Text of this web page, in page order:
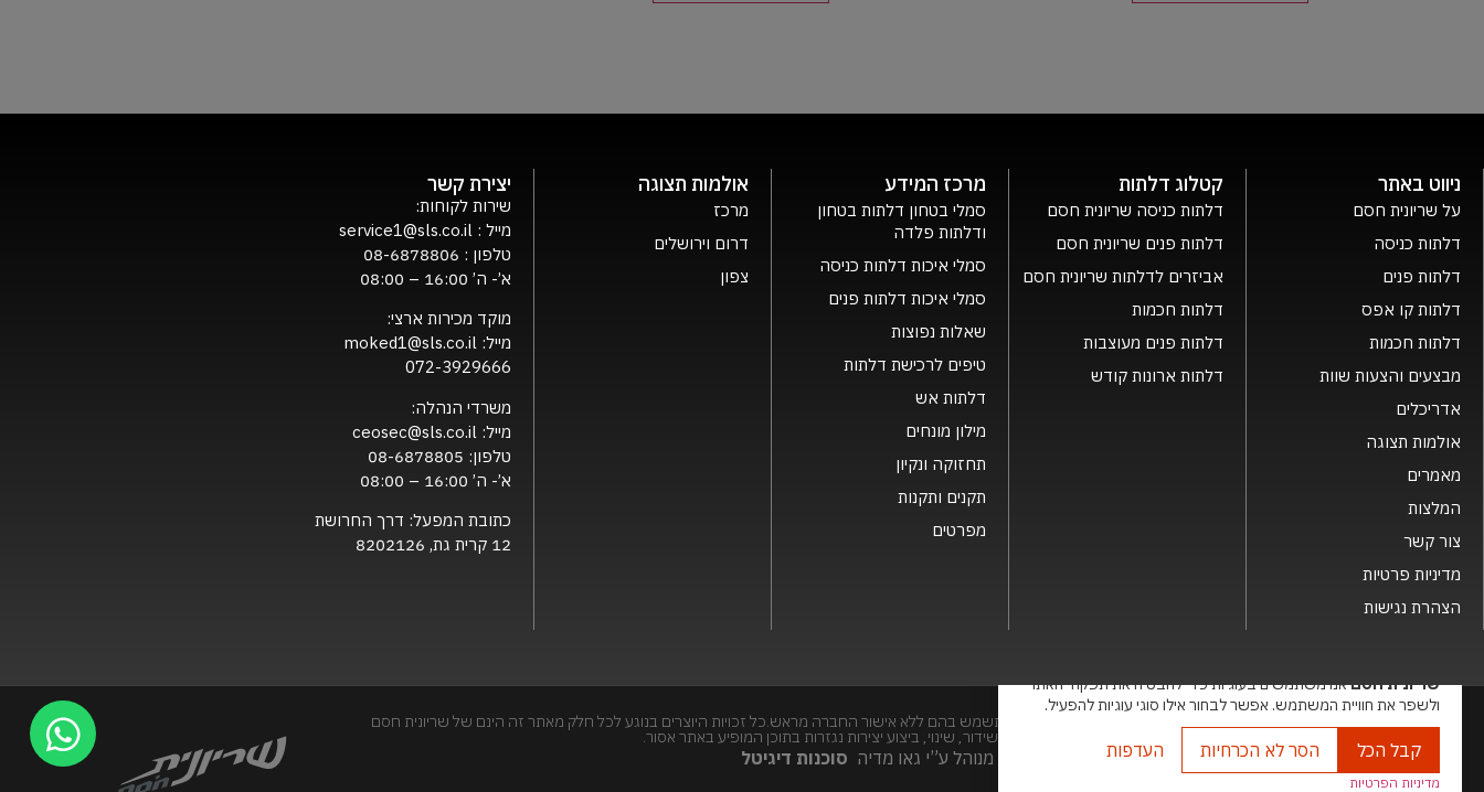
ניווט באתר
על שריונית חסם
דלתות כניסה
דלתות פנים
דלתות קו אפס
דלתות חכמות
מבצעים והצעות שוות
אדריכלים
אולמות תצוגה
מאמרים
המלצות
צור קשר
מדיניות פרטיות
הצהרת נגישות
קטלוג דלתות
דלתות כניסה שריונית חסם
דלתות פנים שריונית חסם
אביזרים לדלתות שריונית חסם
דלתות חכמות
דלתות פנים מעוצבות
דלתות ארונות קודש
מרכז המידע
סמלי בטחון דלתות בטחון
ודלתות פלדה
סמלי איכות דלתות כניסה
סמלי איכות דלתות פנים
שאלות נפוצות
טיפים לרכישת דלתות
דלתות אש
מילון מונחים
תחזוקה ונקיון
תקנים ותקנות
מפרטים
אולמות תצוגה
מרכז
דרום וירושלים
צפון
יצירת קשר
שירות לקוחות:
מייל :
טלפון : 08-6878806
א’- ה’ 16:00 – 08:00
מוקד מכירות ארצי:
מייל:moked1@sls.co.il
072-3929666
משרדי הנהלה:
מייל: ceosec@sls.co.il
טלפון: 08-6878805
א’- ה’ 16:00 – 08:00
כתובת המפעל: דרך החרושת
12 קרית גת, 8202126
שמות המוצרים, החברות, השירותים הינם סימני מסחרי של החברה ואין להתשמש בהם ללא אישור החברה מראש.כל זכויות היוצרים בנוגע לכל חלק מאתר זה הינם של שריונית חסם
בע"מ. האתר מיועד לצפייה בלבד. העתקה, הפצה, שיכפול, פרסום, הצגה, שידור, שינוי, ביצוע יצירות נגזרות בתוכן המופיע באתר אסור.
האתר מנוהל ע”י גאו מדיה סוכנות דיגיטל
שריונית חסםאנו משתמשים בעוגיות כדי להבטיח את תפקוד האתר
ולשפר את חוויית המשתמש. אפשר לבחור אילו סוגי עוגיות להפעיל.
קבל הכל הסר לא הכרחיות העדפות
מדיניות הפרטיות